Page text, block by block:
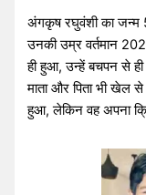
अंगकृष रघुवंशी का जन्म
उनकी उम्र वर्तमान
ही हुआ, उन्हें बचपन से
माता और पिता भी खेल
हुआ, लेकिन वह अपना